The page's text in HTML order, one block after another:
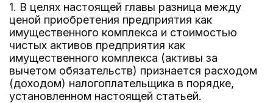
1. В целях настоящей главы разница между
ценой приобретения предприятия как
имущественного комплекса и стоимостью
чистых активов предприятия как
имущественного комплекса (активы за
вычетом обязательств) признается расходом
(доходом) налогоплательщика в порядке,
установленном настоящей статьей.